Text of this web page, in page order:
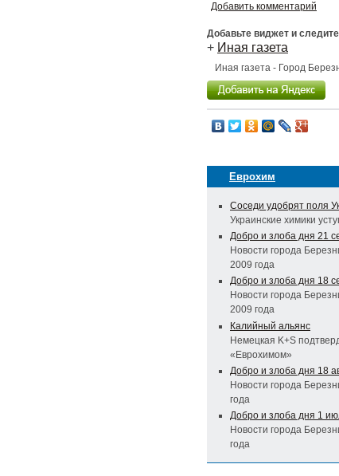
Добавить комментарий
Добавьте виджет и
+ Иная газета
Иная газета - Город
Еврохим
Соседи удобрят поля
Украинские химики
Добро и злоба дня 21
Новости города
2009 года
Добро и злоба дня 18
Новости города
2009 года
Калийный альянс
Немецкая K+S
«Еврохимом»
Добро и злоба дня 18
Новости города
года
Добро и злоба дня 1
Новости города
года